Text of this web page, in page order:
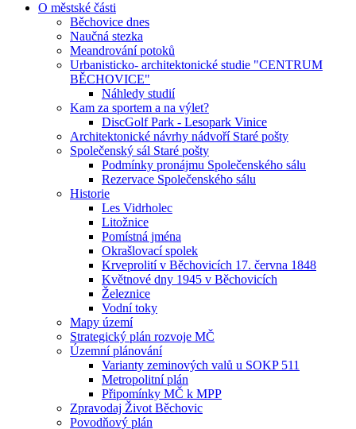
O městské části
Běchovice dnes
Naučná stezka
Meandrování potoků
Urbanisticko- architektonické studie "CENTRUM
BĚCHOVICE"
Náhledy studií
Kam za sportem a na výlet?
DiscGolf Park - Lesopark Vinice
Architektonické návrhy nádvoří Staré pošty
Společenský sál Staré pošty
Podmínky pronájmu Společenského sálu
Rezervace Společenského sálu
Historie
Les Vidrholec
Litožnice
Pomístná jména
Okrašlovací spolek
Krveprolití v Běchovicích 17. června 1848
Květnové dny 1945 v Běchovicích
Železnice
Vodní toky
Mapy území
Strategický plán rozvoje MČ
Územní plánování
Varianty zeminových valů u SOKP 511
Metropolitní plán
Připomínky MČ k MPP
Zpravodaj Život Běchovic
Povodňový plán